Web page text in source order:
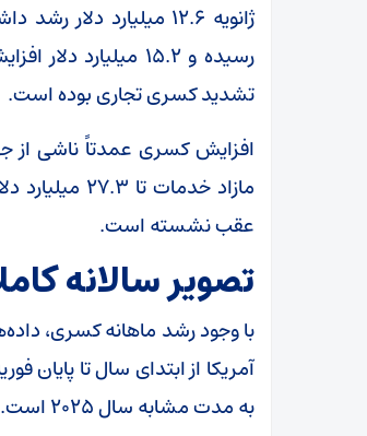
رسیده و ۱۵.۲
تشدید کسری تجاری بوده است.
مازاد
عقب نشسته است.
تصویر سالانه
با وجود رشد ماهانه کسری،
به مدت مشابه سال ۲۰۲۵ است.